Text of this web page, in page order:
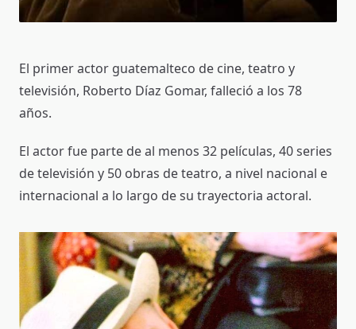
El primer actor guatemalteco de cine, teatro y
televisión, Roberto Díaz Gomar, falleció a los 78
años.
El actor fue parte de al menos 32 películas, 40 series
de televisión y 50 obras de teatro, a nivel nacional e
internacional a lo largo de su trayectoria actoral.